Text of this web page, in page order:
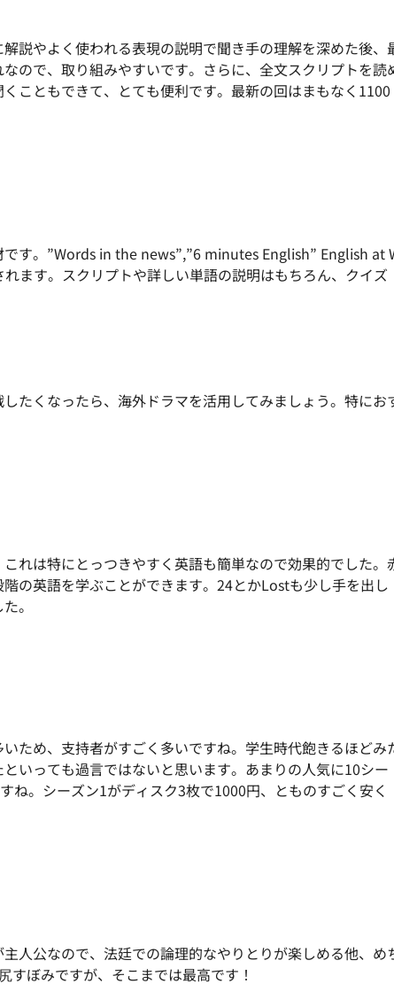
説やよく使われる表現の説明で聞き手の理解を深めた後、
ので、取り組みやすいです。さらに、 全文スクリプトを読
こともできて、 とても便利です。最新の回はまもなく1100
す。”Words in the news”,”6 minutes English” English at
ます。スクリプトや詳しい単語の説明はもちろん、クイズ
たくなったら、海外ドラマを活用してみましょう。特にお
れは特にとっつきやすく英語も簡単なので効果的でした。
の英語を学ぶことができます。24とかLostも少し手を出し
。
ため、 支持者がすごく多いですね。学生時代飽きるほどみ
いっても過言ではないと思います。あまりの人気に10シー
ね。 シーズン1がディスク3枚で1000円、 とものすごく安く
人公なので、 法廷での論理的なやりとりが楽しめる他、め
ぼみですが、 そこまでは最高です！